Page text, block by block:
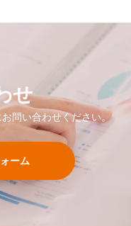
せ
問い合わせください。
ーム